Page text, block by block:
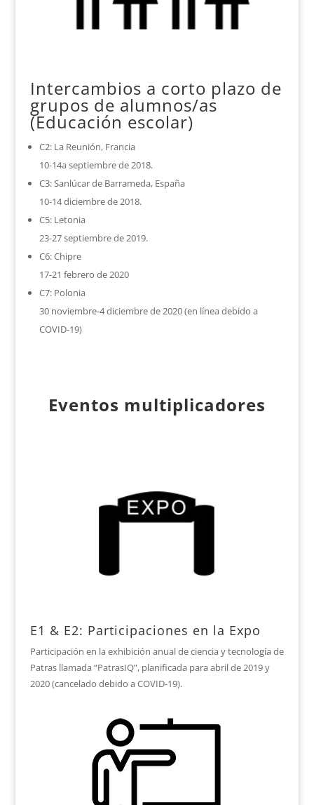
Intercambios a corto plazo de
grupos de alumnos/as
(Educación escolar)
C2: La Reunión, Francia
10-14a septiembre de 2018.
C3: Sanlúcar de Barrameda, España
10-14 diciembre de 2018.
C5: Letonia
23-27 septiembre de 2019.
C6: Chipre
17-21 febrero de 2020
C7: Polonia
30 noviembre-4 diciembre de 2020 (en línea debido a
COVID-19)
Eventos multiplicadores
E1 & E2: Participaciones en la Expo
Participación en la exhibición anual de ciencia y tecnología de
Patras llamada “PatrasIQ”, planificada para abril de 2019 y
2020 (cancelado debido a COVID-19).